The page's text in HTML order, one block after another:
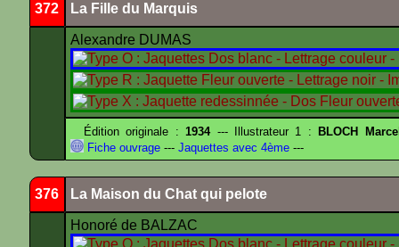
372 La Fille du Marquis
Alexandre DUMAS
Édition originale :1934--- Illustrateur 1 :
BLOCH
Fiche ouvrage --- Jaquettes avec 4ème ---
376 La Maison du Chat qui pelote
Honoré de BALZAC